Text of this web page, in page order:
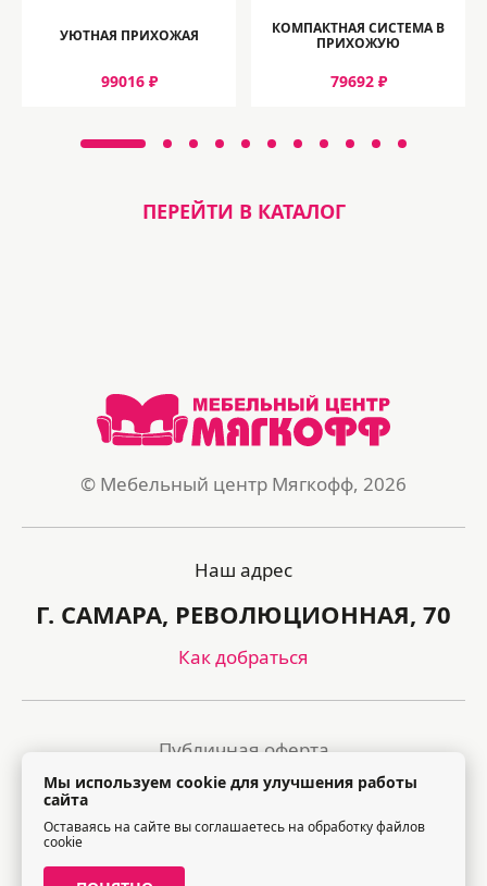
УЮТНАЯ ПРИХОЖАЯ
99016 ₽
КОМПАКТНАЯ СИСТЕМА В
ПРИХОЖУЮ
79692 ₽
ПЕРЕЙТИ В КАТАЛОГ
© Мебельный центр Мягкофф, 2026
Наш адрес
Г. САМАРА, РЕВОЛЮЦИОННАЯ, 70
Как добраться
Публичная оферта
Политика обработки персональных данных
Правила посещения торгового центра
Мы используем cookie для улучшения работы
сайта
Оставаясь на сайте вы соглашаетесь на обработку файлов
cookie